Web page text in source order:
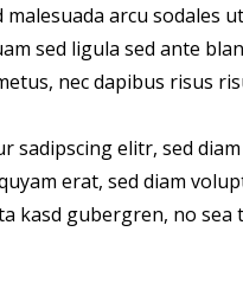
arcu sodales
sed ligula sed ante
nec dapibus risus
sadipscing elitr, sed
erat, sed diam
kasd gubergren, no sea